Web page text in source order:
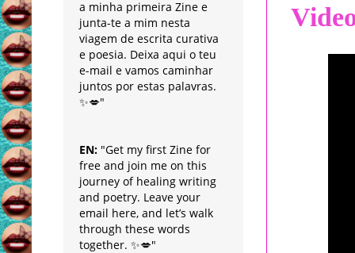
a minha primeira Zine e
junta-te a mim nesta
viagem de escrita curativa
e poesia. Deixa aqui o teu
e-mail e vamos caminhar
juntos por estas palavras.
✨💋"
EN: "Get my first Zine for
free and join me on this
journey of healing writing
and poetry. Leave your
email here, and let’s walk
through these words
together. ✨💋"